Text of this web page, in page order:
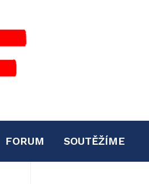
FORUM SOUTĚŽÍME